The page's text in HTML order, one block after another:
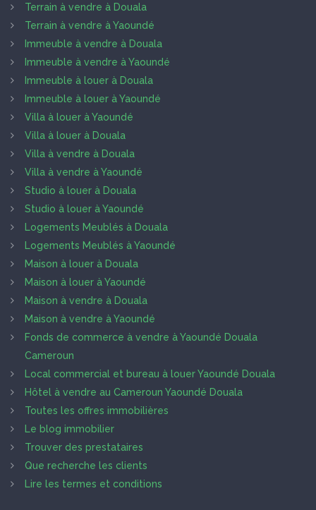
Terrain à vendre à Douala
Terrain à vendre à Yaoundé
Immeuble à vendre à Douala
Immeuble à vendre à Yaoundé
Immeuble à louer à Douala
Immeuble à louer à Yaoundé
Villa à louer à Yaoundé
Villa à louer à Douala
Villa à vendre à Douala
Villa à vendre à Yaoundé
Studio à louer à Douala
Studio à louer à Yaoundé
Logements Meublés à Douala
Logements Meublés à Yaoundé
Maison à louer à Douala
Maison à louer à Yaoundé
Maison à vendre à Douala
Maison à vendre à Yaoundé
Fonds de commerce à vendre à Yaoundé Douala
Cameroun
Local commercial et bureau à louer Yaoundé Douala
Hôtel à vendre au Cameroun Yaoundé Douala
Toutes les offres immobilières
Le blog immobilier
Trouver des prestataires
Que recherche les clients
Lire les termes et conditions